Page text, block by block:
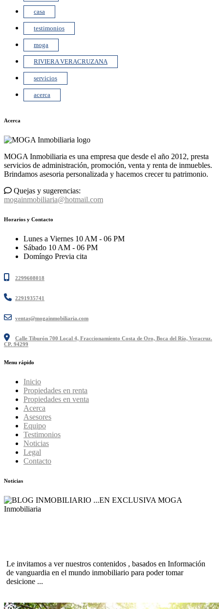
casa
testimonios
moga
RIVIERA VERACRUZANA
servicios
acerca
Acerca
MOGA Inmobiliaria es una empresa que desde el año 2012, presta
servicios de administración, promoción, venta y renta de inmuebles.
Brindamos asesoria personalizada y hacemos crecer tu patrimonio.
Quejas y sugerencias:
mogainmobiliaria@hotmail.com
Horarios y Contacto
Lunes a Viernes 10 AM - 06 PM
Sábado 10 AM - 06 PM
Domíngo Previa cita
2299608018
2291935741
ventas@mogainmobiliaria.com
Calle Tiburón 700 Local 4, Fraccionamiento Costa de Oro, Boca del Río, Veracruz.
CP. 94299
Menu rápido
Inicio
Propiedades en renta
Propiedades en venta
Acerca
Asesores
Equipo
Testimonios
Noticias
Legal
Contacto
Noticias
Le invitamos a ver nuestros contenidos , basados en Información
de vanguardia en el mundo inmobiliario para poder tomar
desicione ...